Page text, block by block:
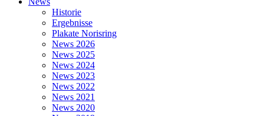
Historie
Ergebnisse
Plakate Norisring
News 2026
News 2025
News 2024
News 2023
News 2022
News 2021
News 2020